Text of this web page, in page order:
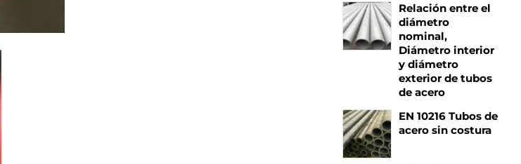
Relación entre el
diámetro
nominal,
Diámetro interior
y diámetro
exterior de tubos
de acero
EN 10216 Tubos de
acero sin costura